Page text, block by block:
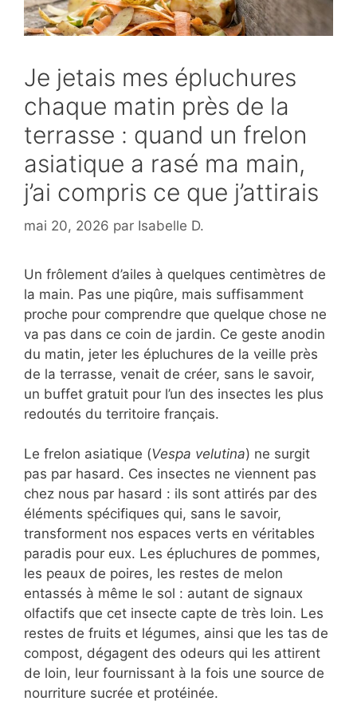
Je jetais mes épluchures
chaque matin près de la
terrasse : quand un frelon
asiatique a rasé ma main,
j’ai compris ce que j’attirais
mai 20, 2026 par Isabelle D.
Un frôlement d’ailes à quelques centimètres de
la main. Pas une piqûre, mais suffisamment
proche pour comprendre que quelque chose ne
va pas dans ce coin de jardin. Ce geste anodin
du matin, jeter les épluchures de la veille près
de la terrasse, venait de créer, sans le savoir,
un buffet gratuit pour l’un des insectes les plus
redoutés du territoire français.
Le frelon asiatique (Vespa velutina) ne surgit
pas par hasard. Ces insectes ne viennent pas
chez nous par hasard : ils sont attirés par des
éléments spécifiques qui, sans le savoir,
transforment nos espaces verts en véritables
paradis pour eux. Les épluchures de pommes,
les peaux de poires, les restes de melon
entassés à même le sol : autant de signaux
olfactifs que cet insecte capte de très loin. Les
restes de fruits et légumes, ainsi que les tas de
compost, dégagent des odeurs qui les attirent
de loin, leur fournissant à la fois une source de
nourriture sucrée et protéinée.